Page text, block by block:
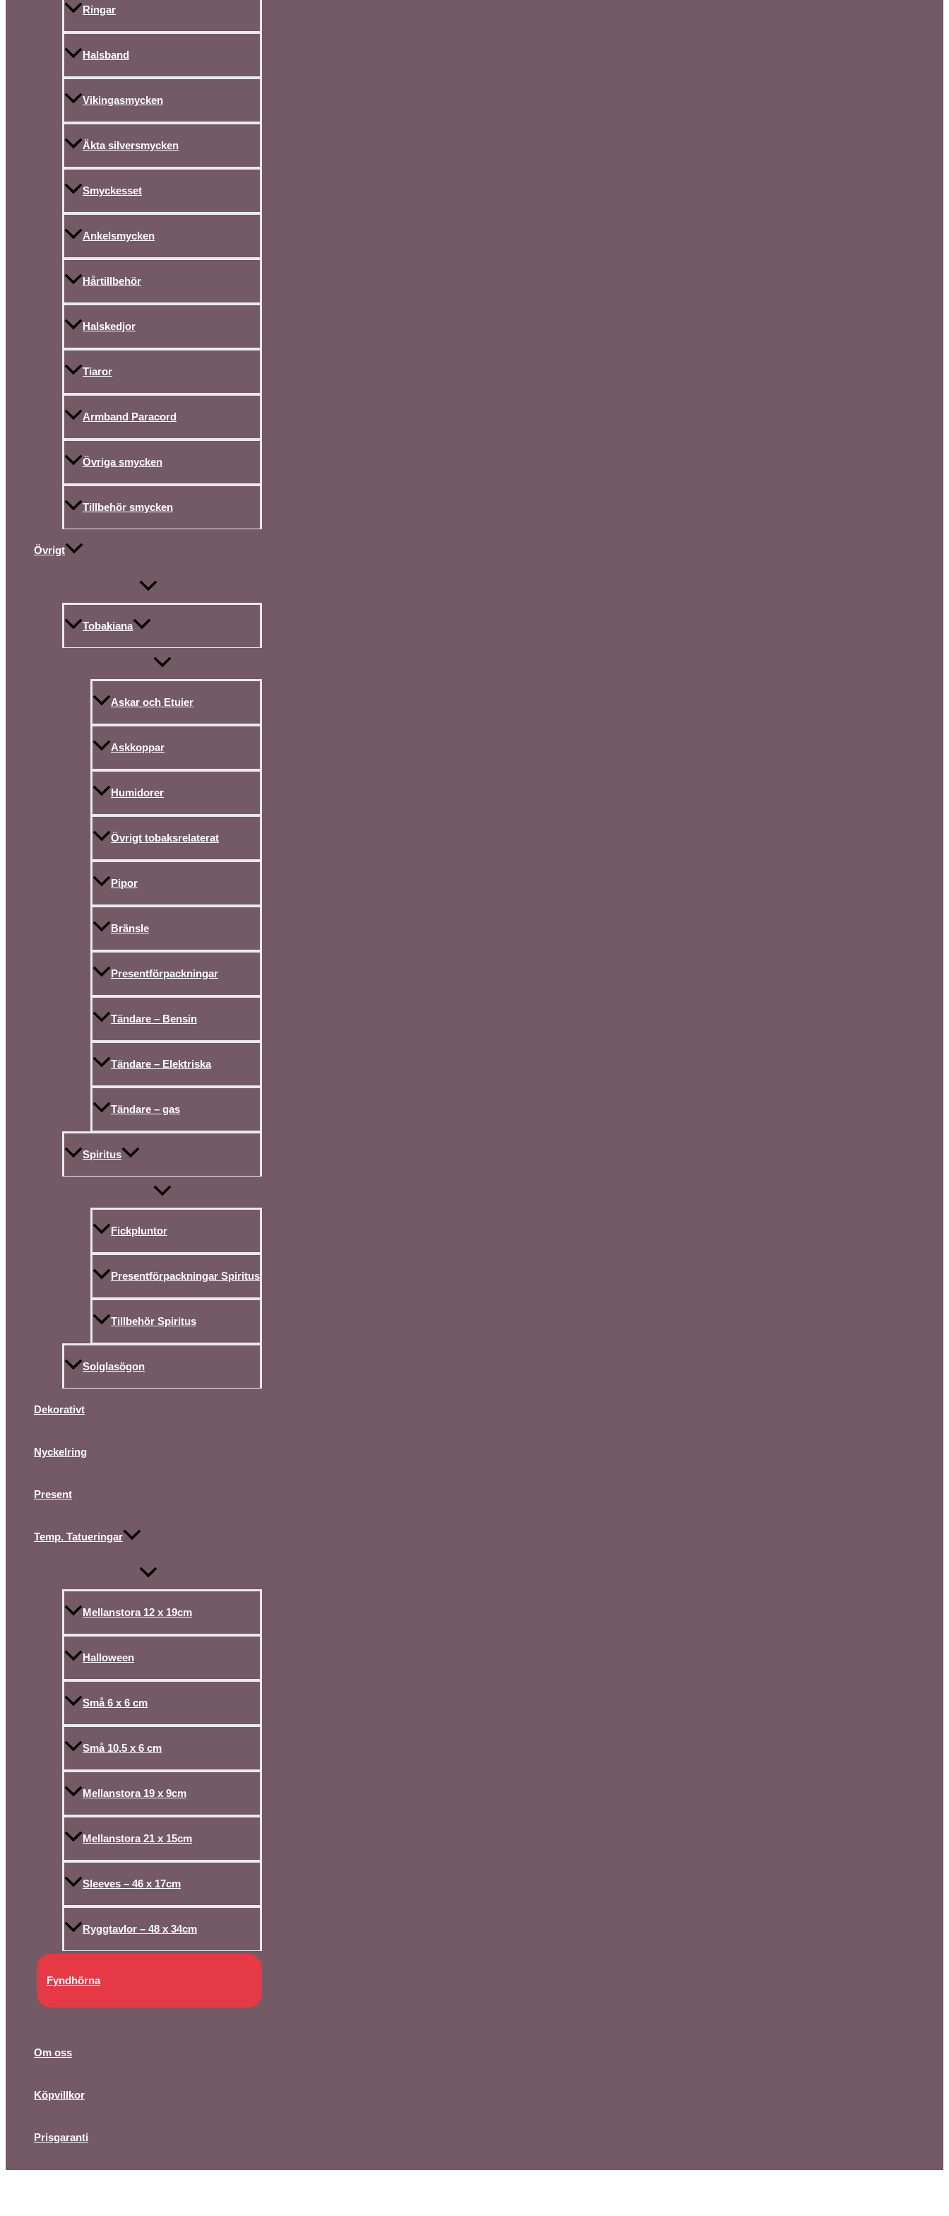
Ringar
Halsband
Vikingasmycken
Äkta silversmycken
Smyckesset
Ankelsmycken
Hårtillbehör
Halskedjor
Tiaror
Armband Paracord
Övriga smycken
Tillbehör smycken
Övrigt
Tobakiana
Askar och Etuier
Askkoppar
Humidorer
Övrigt tobaksrelaterat
Pipor
Bränsle
Presentförpackningar
Tändare – Bensin
Tändare – Elektriska
Tändare – gas
Spiritus
Fickpluntor
Presentförpackningar Spiritus
Tillbehör Spiritus
Solglasögon
Dekorativt
Nyckelring
Present
Temp. Tatueringar
Mellanstora 12 x 19cm
Halloween
Små 6 x 6 cm
Små 10,5 x 6 cm
Mellanstora 19 x 9cm
Mellanstora 21 x 15cm
Sleeves – 46 x 17cm
Ryggtavlor – 48 x 34cm
Fyndhörna
Om oss
Köpvillkor
Prisgaranti